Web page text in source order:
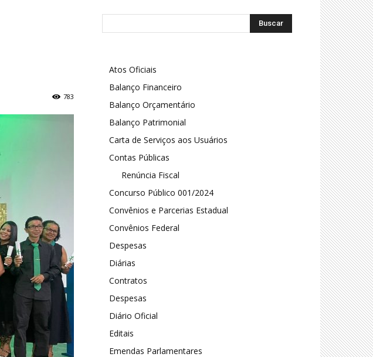
783
Atos Oficiais
Balanço Financeiro
Balanço Orçamentário
Balanço Patrimonial
Carta de Serviços aos Usuários
Contas Públicas
Renúncia Fiscal
Concurso Público 001/2024
Convênios e Parcerias Estadual
Convênios Federal
Despesas
Diárias
Contratos
Despesas
Diário Oficial
Editais
Emendas Parlamentares